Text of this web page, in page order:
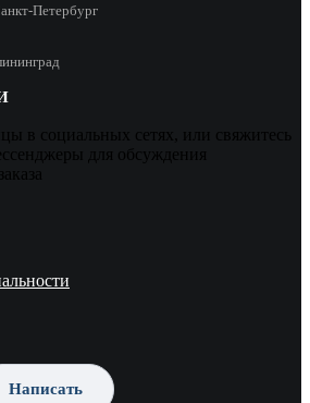
Петербург
в социальных сетях, или свяжитесь
для обсуждения
Написать